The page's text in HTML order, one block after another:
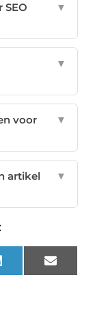
▼
▼
voor
▼
artikel
▼
LinkedIn Email